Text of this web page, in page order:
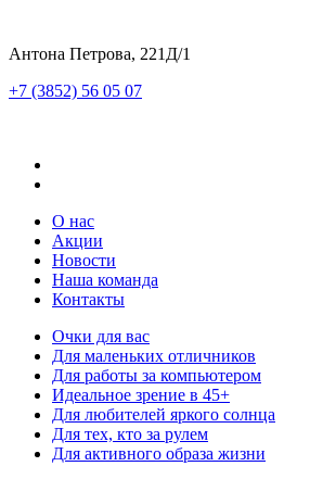
Антона Петрова, 221Д/1
+7 (3852) 56 05 07
О нас
Акции
Новости
Наша команда
Контакты
Очки для вас
Для маленьких отличников
Для работы за компьютером
Идеальное зрение в 45+
Для любителей яркого солнца
Для тех, кто за рулем
Для активного образа жизни